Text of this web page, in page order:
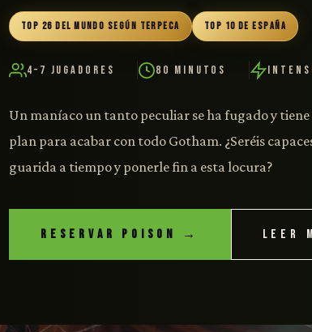
TOP 26 DEL MUNDO SEGÚN TERPECA TOP 10 DE ESPAÑA
4–7 Jugadores 80 Minutos
Un maníaco un tanto peculiar se ha fugado y
plan para acabar con todo Gotham. ¿Seréis
guarida a tiempo y ponerle fin a esta locura?
RESERVAR POISON → LEER